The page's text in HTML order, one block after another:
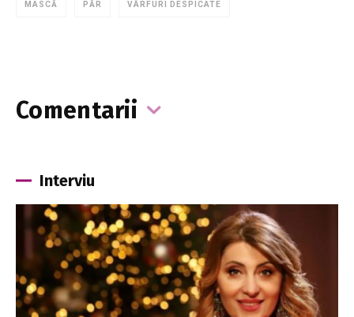
MASCĂ PĂR VÂRFURI DESPICATE
Comentarii
Interviu